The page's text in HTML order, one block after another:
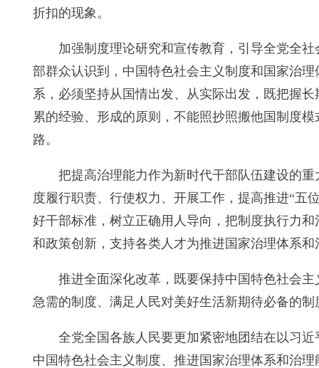
折扣的现象。
加强制度理论研究和宣传教育，引导全党全
部群众认识到，中国特色社会主义制度和国家治
系，必须坚持从国情出发、从实际出发，既把握
累的经验、形成的原则，不能照抄照搬他国制度
路。
把提高治理能力作为新时代干部队伍建设的
度履行职责、行使权力、开展工作，提高推进“五
好干部标准，树立正确用人导向，把制度执行力
和政策创新，支持各类人才为推进国家治理体系
推进全面深化改革，既要保持中国特色社会
急需的制度、满足人民对美好生活新期待必备的
全党全国各族人民要更加紧密地团结在以习
中国特色社会主义制度、推进国家治理体系和治